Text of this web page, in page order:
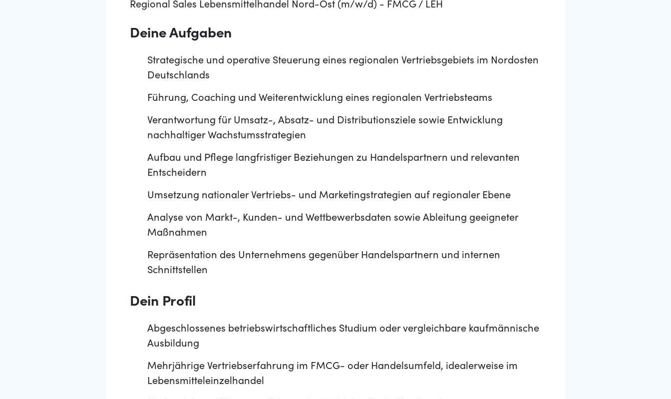
Regional Sales Lebensmittelhandel Nord-Ost (m/w/d) - FMCG / LEH
Deine Aufgaben
Strategische und operative Steuerung eines regionalen Vertriebsgebiets im Nordosten
Deutschlands
Führung, Coaching und Weiterentwicklung eines regionalen Vertriebsteams
Verantwortung für Umsatz-, Absatz- und Distributionsziele sowie Entwicklung
nachhaltiger Wachstumsstrategien
Aufbau und Pflege langfristiger Beziehungen zu Handelspartnern und relevanten
Entscheidern
Umsetzung nationaler Vertriebs- und Marketingstrategien auf regionaler Ebene
Analyse von Markt-, Kunden- und Wettbewerbsdaten sowie Ableitung geeigneter
Maßnahmen
Repräsentation des Unternehmens gegenüber Handelspartnern und internen
Schnittstellen
Dein Profil
Abgeschlossenes betriebswirtschaftliches Studium oder vergleichbare kaufmännische
Ausbildung
Mehrjährige Vertriebserfahrung im FMCG- oder Handelsumfeld, idealerweise im
Lebensmitteleinzelhandel